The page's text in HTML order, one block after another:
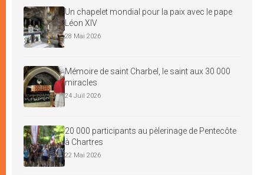
Un chapelet mondial pour la paix avec le pape
Léon XIV
28 Mai 2026
Mémoire de saint Charbel, le saint aux 30 000
miracles
24 Juil 2026
20 000 participants au pèlerinage de Pentecôte
à Chartres
22 Mai 2026